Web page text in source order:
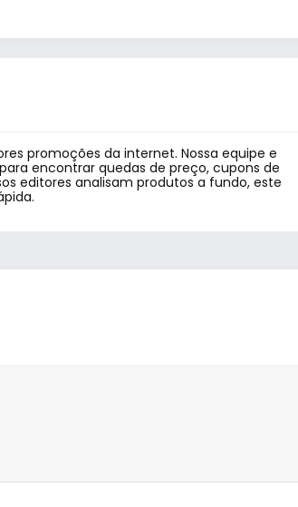
promoções da internet. Nossa equipe e
encontrar quedas de preço, cupons de
editores analisam produtos a fundo, este